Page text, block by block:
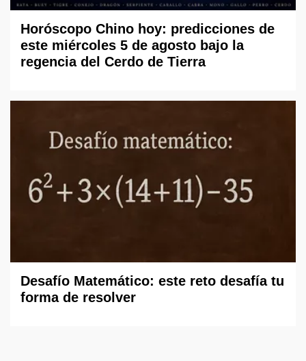
Horóscopo Chino hoy: predicciones de
este miércoles 5 de agosto bajo la
regencia del Cerdo de Tierra
Desafío Matemático: este reto desafía tu
forma de resolver